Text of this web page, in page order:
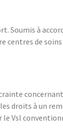
Soumis à
de soins
droits à un
Vsl